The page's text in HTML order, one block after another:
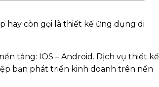
hay còn gọi là thiết kế ứng dụng di
tảng: IOS – Android. Dịch vụ thiết kế
bạn phát triển kinh doanh trên nển